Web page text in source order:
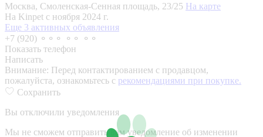
Москва, Смоленская-Сенная площадь, 23/25 На карте
На Kinpet c ноября 2024 г.
Еще 3 активных объявления
+7 (920) ⚬⚬⚬ ⚬⚬ ⚬⚬
Показать телефон
Написать
Внимание: Перед контактированием с продавцом,
пожалуйста, ознакомьтесь с рекомендациями при покупке.
Сохранить
Вы отключили уведомления
Мы не сможем отправить вам уведомление об изменении